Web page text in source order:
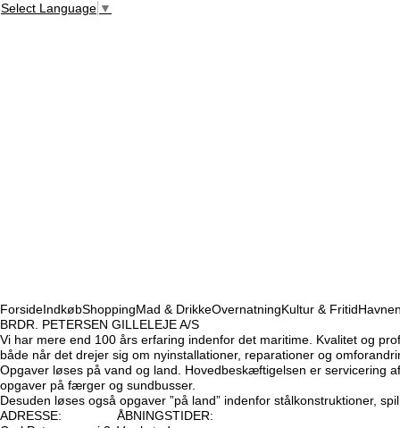
Select Language ▼
ForsideIndkøbShoppingMad & DrikkeOvernatningKultur & Fritid
BRDR. PETERSEN GILLELEJE A/S
Vi har mere end 100 års erfaring indenfor det maritime. Kvalitet og
både når det drejer sig om nyinstallationer, reparationer og
Opgaver løses på vand og land. Hovedbeskæftigelsen er servicering
opgaver på færger og sundbusser.
Desuden løses også opgaver ”på land” indenfor stålkonstruktioner,
ADRESSE:
ÅBNINGSTIDER: